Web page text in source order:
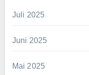
Juli 2025
Juni 2025
Mai 2025